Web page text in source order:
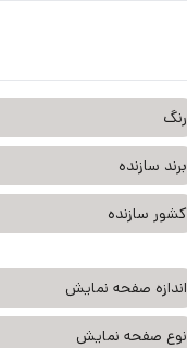
رنگ
برند سازنده
کشور سازنده
اندازه صفحه نمایش
نوع صفحه نمایش